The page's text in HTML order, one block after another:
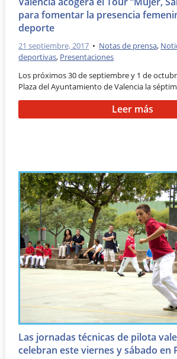
para fomentar la presencia
deporte
21 septiembre, 2017 • Notas de prensa,
deportivas, Presentaciones
Los próximos 30 de septiembre y 1 de
Plaza del Ayuntamiento de Valencia la
Leer más
Las jornadas técnicas de pilota
celebran este viernes y sábado en